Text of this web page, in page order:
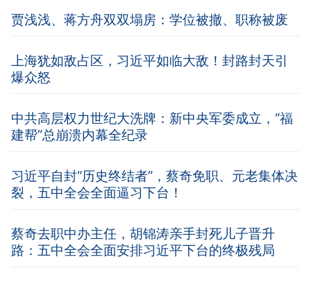
贾浅浅、蒋方舟双双塌房：学位被撤、职称被废
上海犹如敌占区，习近平如临大敌！封路封天引
爆众怒
中共高层权力世纪大洗牌：新中央军委成立，“福
建帮”总崩溃内幕全纪录
习近平自封“历史终结者”，蔡奇免职、元老集体决
裂，五中全会全面逼习下台！
蔡奇去职中办主任，胡锦涛亲手封死儿子晋升
路：五中全会全面安排习近平下台的终极残局